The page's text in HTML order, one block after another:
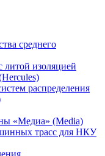
среднего
изоляцией
распределения
«Медиа» (Media)
трасс для НКУ